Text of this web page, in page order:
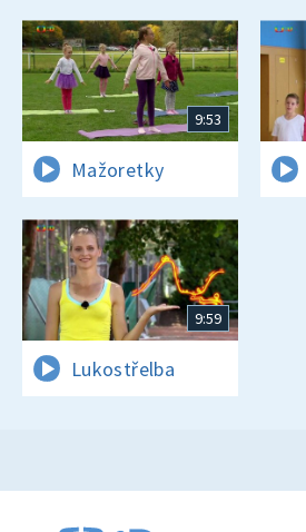
9:53
Mažoretky
9:59
Lukostřelba